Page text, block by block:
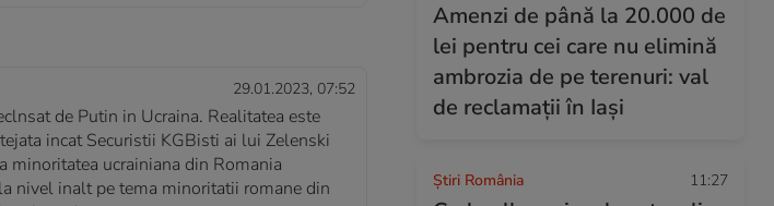
29.01.2023, 07:52
de Putin in Ucraina. Realitatea este
incat Securistii KGBisti ai lui Zelenski
minoritatea ucrainiana din Romania
nivel inalt pe tema minoritatii romane din
Amenzi de până la 20.000 de
lei pentru cei care nu elimină
ambrozia de pe terenuri: val
de reclamații în Iași
Știri România 11:27